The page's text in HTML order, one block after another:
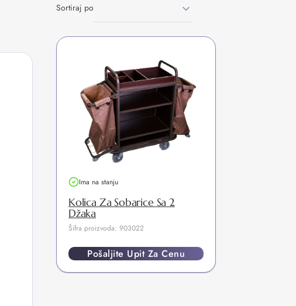
Sortiraj po
Ima na stanju
Kolica Za Sobarice Sa 2
Džaka
Šifra proizvoda: 903022
Pošaljite Upit Za Cenu